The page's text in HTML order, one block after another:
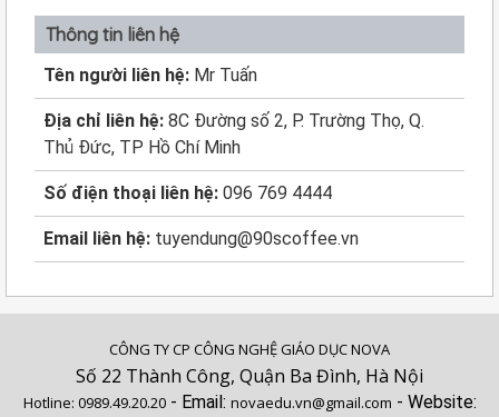
Thông tin liên hệ
Tên người liên hệ: Mr Tuấn
Địa chỉ liên hệ: 8C Đường số 2, P. Trường Thọ, Q.
Thủ Đức, TP Hồ Chí Minh
Số điện thoại liên hệ: 096 769 4444
Email liên hệ: tuyendung@90scoffee.vn
CÔNG TY CP CÔNG NGHỆ GIÁO DỤC NOVA
Số 22 Thành Công, Quận Ba Đình, Hà Nội
Hotline: 0989.49.20.20- Email: novaedu.vn@gmail.com - Website: